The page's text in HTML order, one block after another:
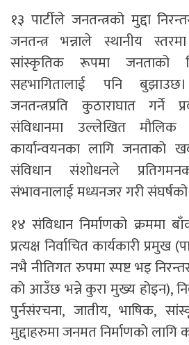
१३ पार्टीले जनतन्त्रको मुद्दा
जनतन्त्र भन्नाले स्थानीय
सांस्कृतिक रूपमा जनताको
सहभागितालाई पनि
जनतन्त्रप्रति कुठाराघात गर्ने
संविधानमा उल्लेखित मौलिक
कार्यान्वयनका लागि जनताको
संविधान संशोधनले
संभावनालाई मध्यनजर गरी संघर्षको
१४ संविधान निर्माणको क्रममा
प्रत्यक्ष निर्वाचित कार्यकारी प्रमुख
नभै नीतिगत रुपमा स्पष्ट भइ
को आउँछ भन्ने कुरा मुख्य होइन),
पुर्नसंरचना, जातीय, भाषिक,
मुद्दाहरुमा जनमत निर्माणको लागि